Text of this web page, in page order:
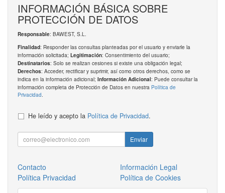
INFORMACIÓN BÁSICA SOBRE
PROTECCIÓN DE DATOS
Responsable: BAWEST, S.L.
Finalidad: Responder las consultas planteadas por el usuario y enviarle la
información solicitada; Legitimación: Consentimiento del usuario;
Destinatarios: Solo se realizan cesiones si existe una obligación legal;
Derechos: Acceder, rectificar y suprimir, así como otros derechos, como se
indica en la información adicional; Información Adicional: Puede consultar la
información completa de Protección de Datos en nuestra Política de
Privacidad
He leído y acepto la Política de Privacidad.
Enviar
Contacto
Información Legal
Política Privacidad
Política de Cookies